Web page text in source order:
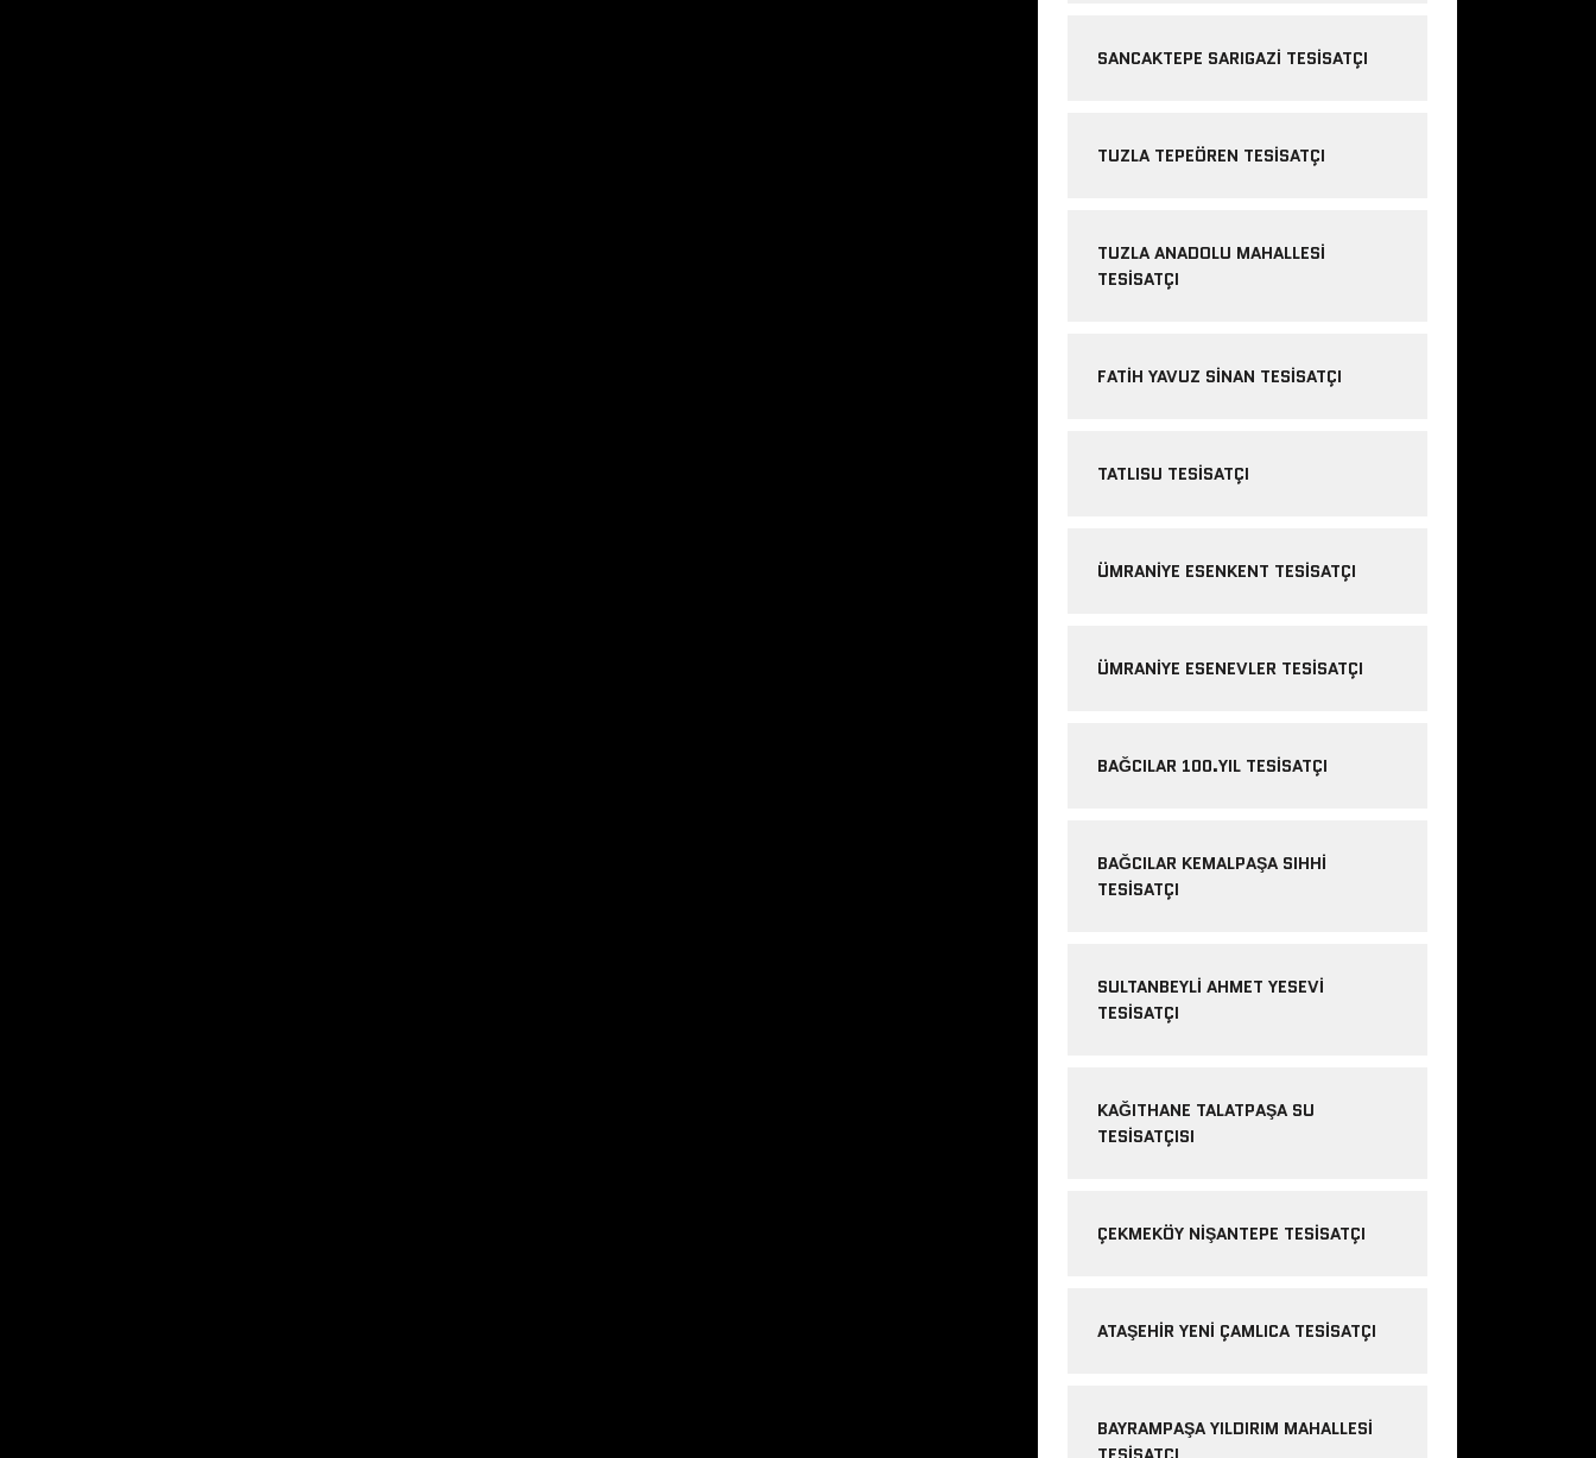
SANCAKTEPE SARIGAZI TESISATÇI
TUZLA TEPEÖREN TESISATÇI
TUZLA ANADOLU MAHALLESI
TESISATÇI
FATIH YAVUZ SINAN TESISATÇI
TATLISU TESISATÇI
ÜMRANIYE ESENKENT TESISATÇI
ÜMRANIYE ESENEVLER TESISATÇI
BAĞCILAR 100.YIL TESISATÇI
BAĞCILAR KEMALPAŞA SIHHI
TESISATÇI
SULTANBEYLI AHMET YESEVI
TESISATÇI
KAĞITHANE TALATPAŞA SU
TESISATÇISI
ÇEKMEKÖY NIŞANTEPE TESISATÇI
ATAŞEHIR YENI ÇAMLICA TESISATÇI
BAYRAMPAŞA YILDIRIM MAHALLESI